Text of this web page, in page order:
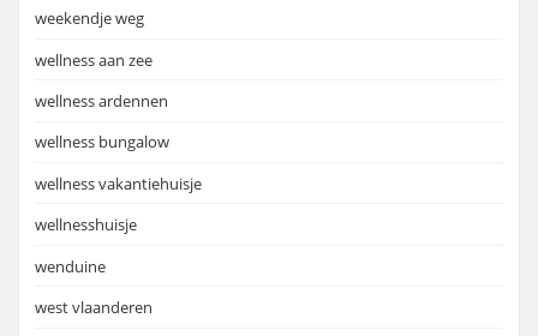
weekendje weg
wellness aan zee
wellness ardennen
wellness bungalow
wellness vakantiehuisje
wellnesshuisje
wenduine
west vlaanderen